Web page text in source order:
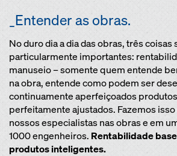
_Entender as obras.
No duro dia a dia das obras, três coisas
particularmente importantes:
manuseio – somente quem entende
na obra, entende como podem ser
continuamente aperfeiçoados
perfeitamente ajustados. Fazemos
nossos especialistas nas obras e em
1000 engenheiros. Rentabilidade
produtos inteligentes.